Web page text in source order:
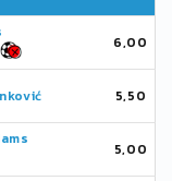
6,00
5,50
5,00